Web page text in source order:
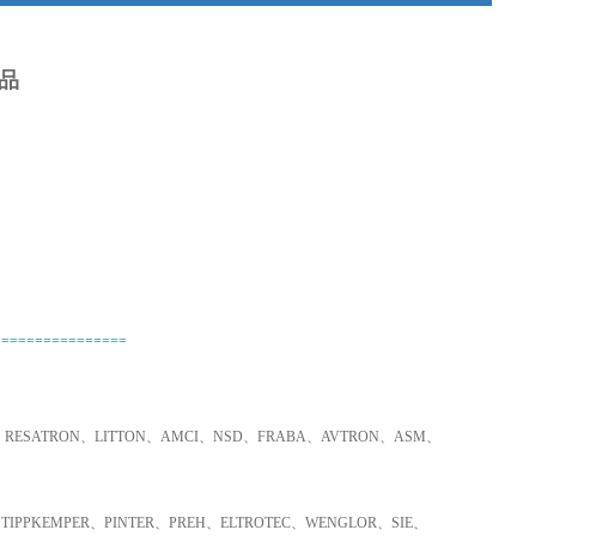
3、只要是欧盟国家的产品，我们可以为您询价并采购！
、LITTON、AMCI、NSD、FRABA、AVTRON、ASM、
、PINTER、PREH、ELTROTEC、WENGLOR、SIE、